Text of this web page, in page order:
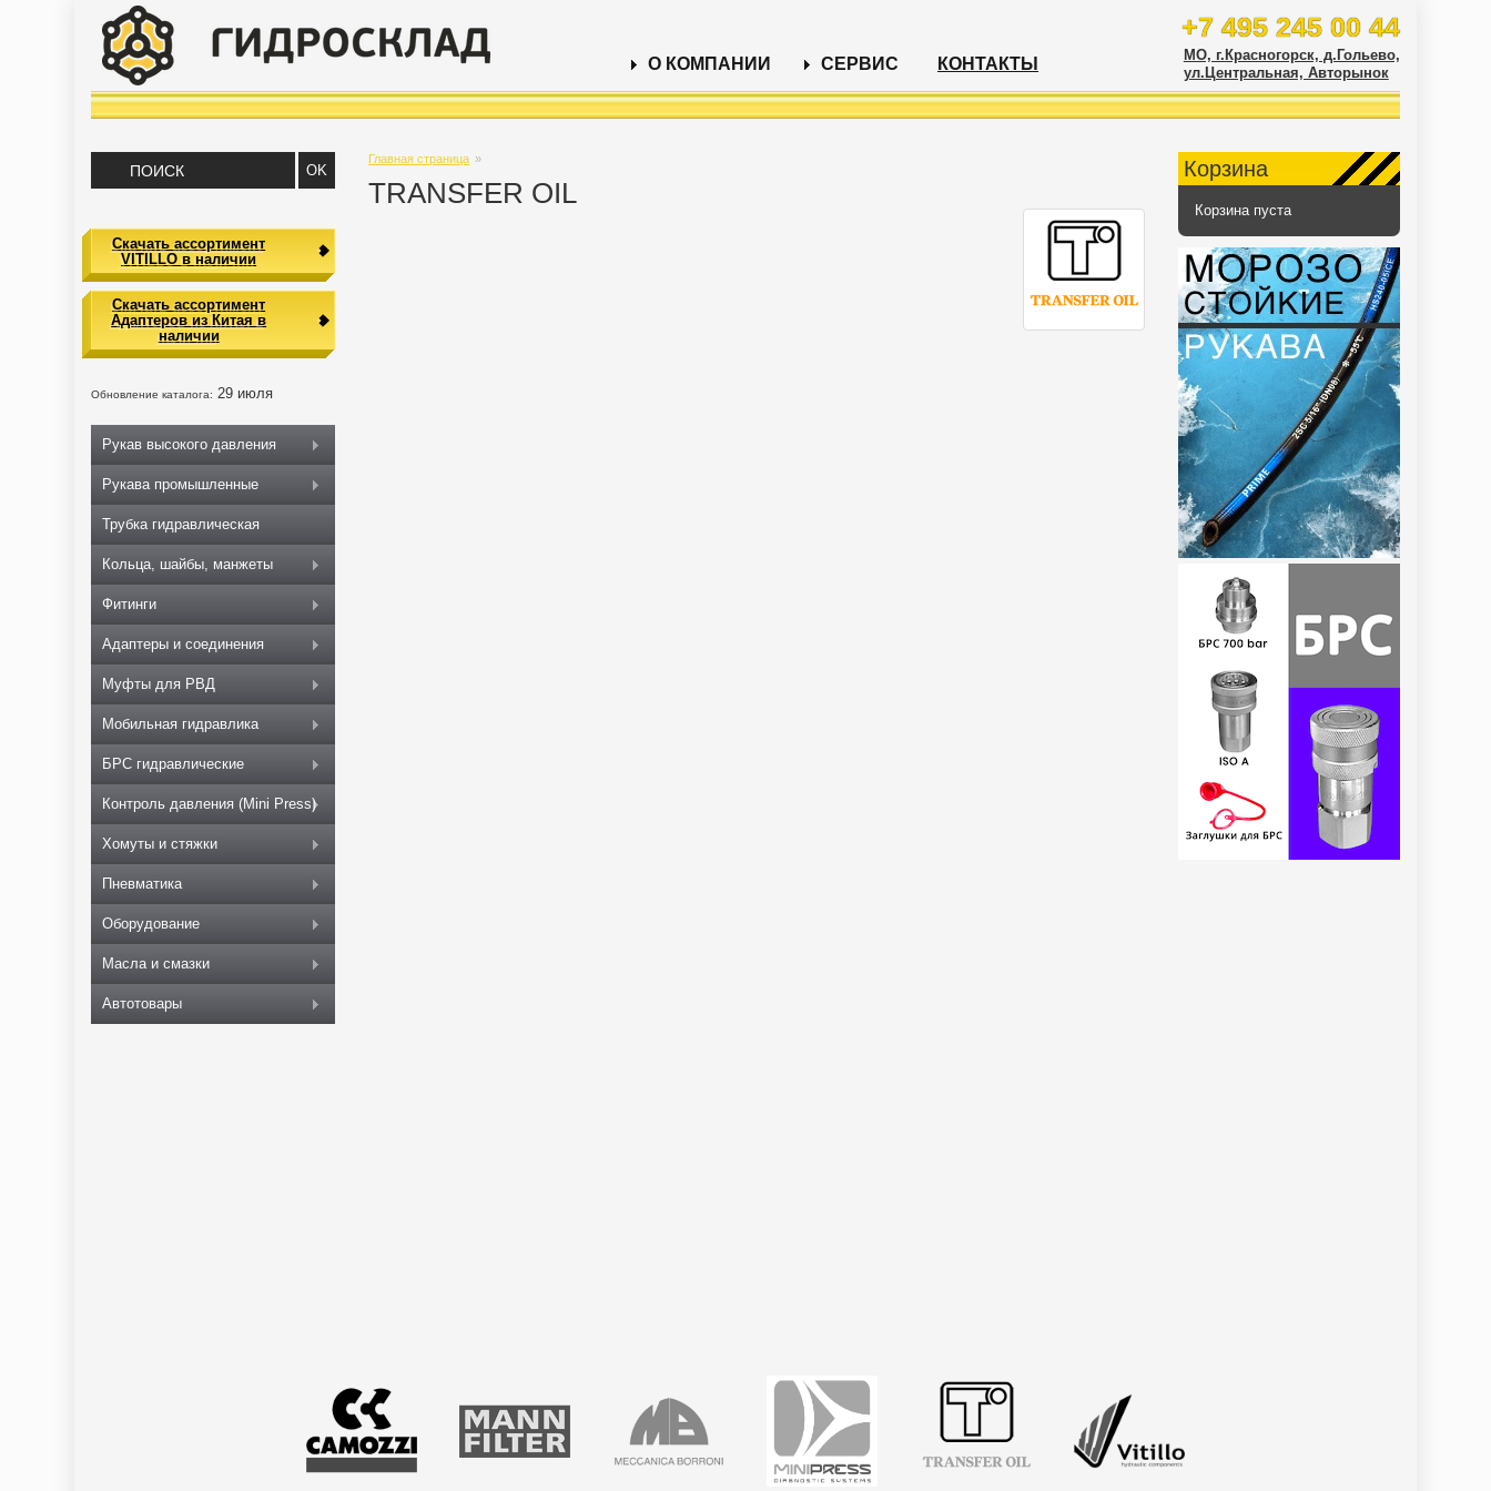
+7 495 245 00 44
МО, г.Красногорск, д.Гольево,
ул.Центральная, Авторынок
О КОМПАНИИ СЕРВИС КОНТАКТЫ
Главная страница »
TRANSFER OIL
Скачать ассортимент
VITILLO в наличии
Скачать ассортимент
Адаптеров из Китая в
наличии
Обновление каталога: 29 июля
Рукав высокого давления
Рукава промышленные
Трубка гидравлическая
Кольца, шайбы, манжеты
Фитинги
Адаптеры и соединения
Муфты для РВД
Мобильная гидравлика
БРС гидравлические
Контроль давления (Mini Press)
Хомуты и стяжки
Пневматика
Оборудование
Масла и смазки
Автотовары
Корзина
Корзина пуста